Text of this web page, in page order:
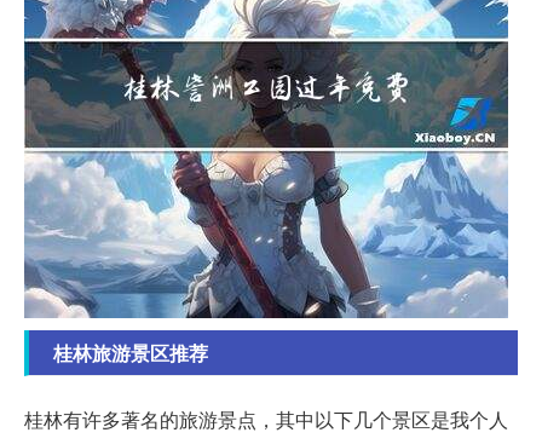
桂林旅游景区推荐
桂林有许多著名的旅游景点，其中以下几个景区是我个人